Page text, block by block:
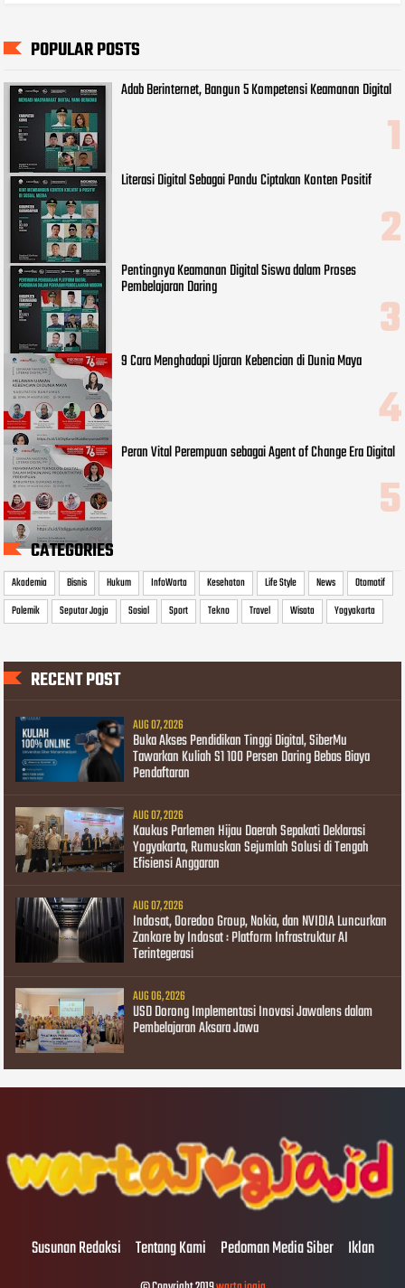
POPULAR POSTS
Adab Berinternet, Bangun 5 Kompetensi Keamanan Digital
Literasi Digital Sebagai Pandu Ciptakan Konten Positif
Pentingnya Keamanan Digital Siswa dalam Proses
Pembelajaran Daring
9 Cara Menghadapi Ujaran Kebencian di Dunia Maya
Peran Vital Perempuan sebagai Agent of Change Era Digital
CATEGORIES
Akademia Bisnis Hukum InfoWarta Kesehatan Life Style News
Otomotif
Polemik
Seputar Jogja Sosial Sport Tekno Travel Wisata Yogyakarta
RECENT POST
AUG 07, 2026
Buka Akses Pendidikan Tinggi Digital, SiberMu
Tawarkan Kuliah S1 100 Persen Daring Bebas Biaya
Pendaftaran
AUG 07, 2026
Kaukus Parlemen Hijau Daerah Sepakati Deklarasi
Yogyakarta, Rumuskan Sejumlah Solusi di Tengah
Efisiensi Anggaran
AUG 07, 2026
Indosat, Ooredoo Group, Nokia, dan NVIDIA Luncurkan
Zankore by Indosat : Platform Infrastruktur AI
Terintegerasi
AUG 06, 2026
USD Dorong Implementasi Inovasi Jawalens dalam
Pembelajaran Aksara Jawa
Susunan Redaksi Tentang Kami Pedoman Media Siber Iklan